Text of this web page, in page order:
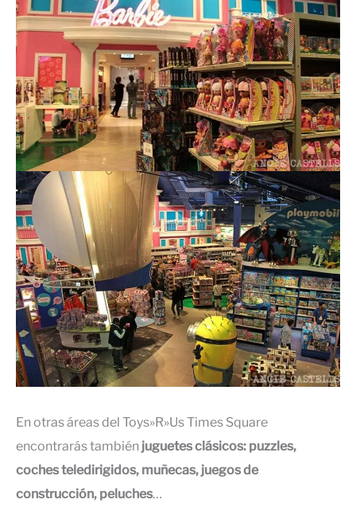
En otras áreas del Toys»R»Us Times Square
encontrarás también juguetes clásicos: puzzles,
coches teledirigidos, muñecas, juegos de
construcción, peluches…